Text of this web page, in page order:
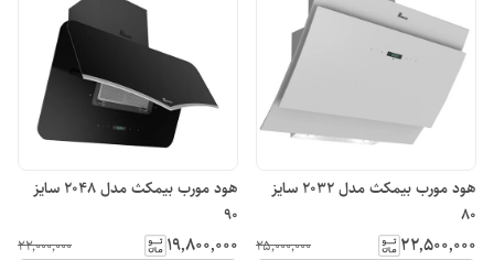
هود مورب بیمکث مدل 2032 سایز
80
۲۲٬۵۰۰٬۰۰۰ ۲۵٬۰۰۰٬۰۰۰
هود مورب بیمکث مدل 2048 سایز
90
۱۹٬۸۰۰٬۰۰۰ ۲۲٬۰۰۰٬۰۰۰